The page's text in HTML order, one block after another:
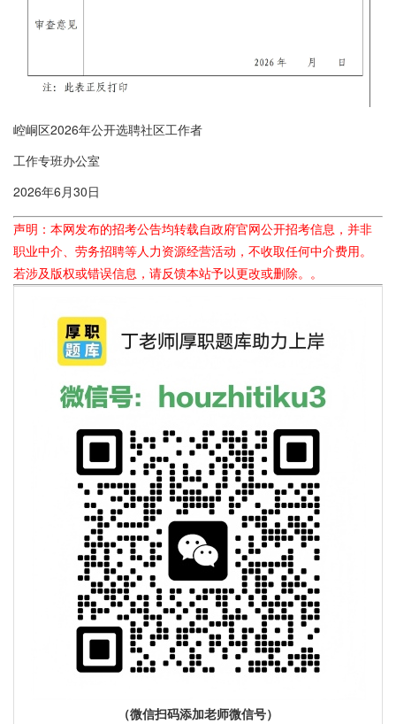
崆峒区2026年公开选聘社区工作者
工作专班办公室
2026年6月30日
声明：本网发布的招考公告均转载自政府官网公开招考信息，并非
职业中介、劳务招聘等人力资源经营活动，不收取任何中介费用。
若涉及版权或错误信息，请反馈本站予以更改或删除。。
（微信扫码添加老师微信号）